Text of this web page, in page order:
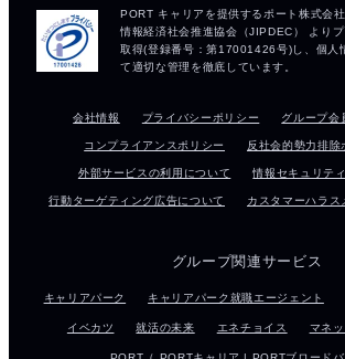
会社情報 プライバシーポリシー グループ会
コンプライアンスポリシー 反社会的勢力排除
外部サービスの利用について 情報セキュリテ
行動ターゲティング広告について カスタマーハラス